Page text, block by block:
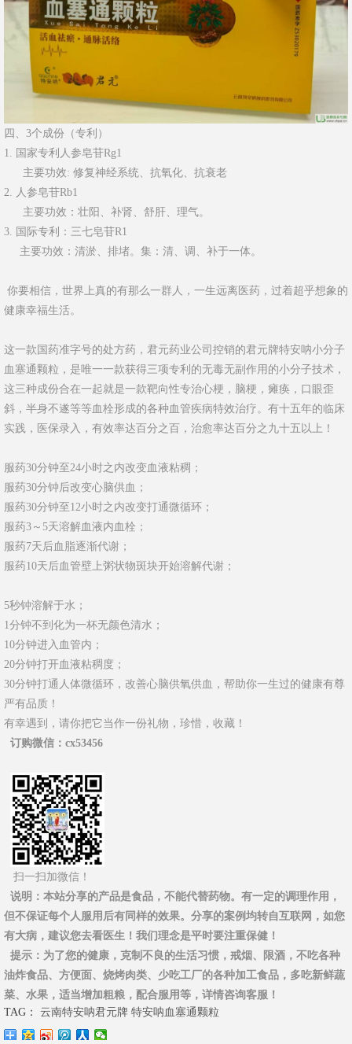
四、3个成份（专利）
1. 国家专利人参皂苷Rg1
主要功效: 修复神经系统、抗氧化、抗衰老
2. 人参皂苷Rb1
主要功效：壮阳、补肾、舒肝、理气。
3. 国际专利：三七皂苷R1
主要功效：清淤、排堵。集：清、调、补于一体。
你要相信，世界上真的有那么一群人，一生远离医药，过着超乎想象的
健康幸福生活。
这一款国药准字号的处方药，君元药业公司控销的君元牌特安呐小分子
血塞通颗粒，是唯一一款获得三项专利的无毒无副作用的小分子技术，
这三种成份合在一起就是一款靶向性专治心梗，脑梗，瘫痪，口眼歪
斜，半身不遂等等血栓形成的各种血管疾病特效治疗。有十五年的临床
实践，医保录入，有效率达百分之百，治愈率达百分之九十五以上！
服药30分钟至24小时之内改变血液粘稠；
服药30分钟后改变心脑供血；
服药30分钟至12小时之内改变打通微循环；
服药3～5天溶解血液内血栓；
服药7天后血脂逐渐代谢；
服药10天后血管壁上粥状物斑块开始溶解代谢；
5秒钟溶解于水；
1分钟不到化为一杯无颜色清水；
10分钟进入血管内；
20分钟打开血液粘稠度；
30分钟打通人体微循环，改善心脑供氧供血，帮助你一生过的健康有尊
严有品质！
有幸遇到，请你把它当作一份礼物，珍惜，收藏！
订购微信 ：cx53456
扫一扫加微信！
说明 ：本站分享的产品是食品，不能代替药物。有一定的调理作用，
但不保证每个人服用后有同样的效果。分享的案例均转自互联网，如您
有大病，建议您去看医生！我们理念是平时要注重保健！
提示 ：为了您的健康，克制不良的生活习惯，戒烟、限酒，不吃各种
油炸食品、方便面、烧烤肉类、少吃工厂的各种加工食品，多吃新鲜蔬
菜、水果，适当增加粗粮，配合服用等，详情咨询客服！
TAG：
云南特安呐君元牌 特安呐血塞通颗粒